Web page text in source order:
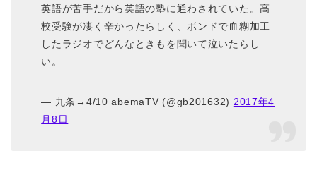
英語が苦手だから英語の塾に通わされていた。高
校受験が凄く辛かったらしく、ボンドで血糊加工
したラジオでどんなときもを聞いて泣いたらし
い。
— 九条→4/10 abemaTV (@gb201632) 2017年4
月8日